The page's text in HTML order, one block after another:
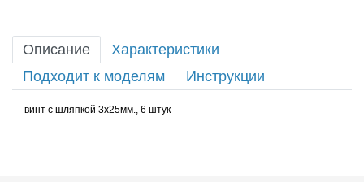
Описание
Характеристики
Подходит к моделям
Инструкции
винт с шляпкой 3х25мм., 6 штук